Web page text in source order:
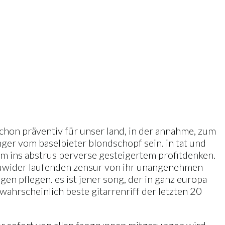
präventiv für unser land, in der annahme, zum
vom baselbieter blondschopf sein. in tat und
ins abstrus perverse gesteigertem profitdenken.
laufenden zensur von ihr unangenehmen
pflegen. es ist jener song, der in ganz europa
beste gitarrenriff der letzten 20